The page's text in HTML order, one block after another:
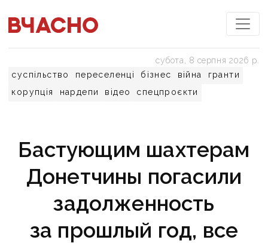
суспільство переселенці бізнес війна
гранти
корупція
нардепи відео спецпроєкти
субота, 8 серпня 2026 р.
Бастующим шахтерам
Донетчины погасили
задолженность
за прошлый год, все